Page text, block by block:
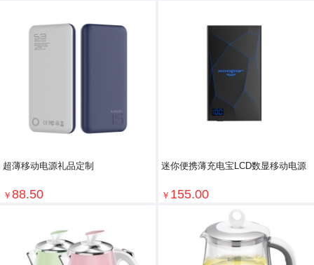
超薄移动电源礼品定制
￥ 88.50
迷你便携薄充电宝LCD数显移动电源
￥ 155.00